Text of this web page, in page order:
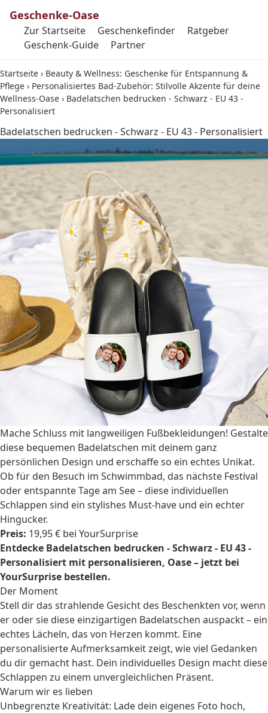
Geschenke-Oase
Zur Startseite Geschenkefinder
Ratgeber
Geschenk-Guide
Partner
Startseite › Beauty & Wellness: Geschenke für Entspannung &
Pflege › Personalisiertes Bad-Zubehör: Stilvolle Akzente für deine
Wellness-Oase › Badelatschen bedrucken - Schwarz - EU 43 -
Personalisiert
Badelatschen bedrucken - Schwarz - EU 43 - Personalisiert
Mache Schluss mit langweiligen Fußbekleidungen! Gestalte
diese bequemen Badelatschen mit deinem ganz
persönlichen Design und erschaffe so ein echtes Unikat.
Ob für den Besuch im Schwimmbad, das nächste Festival
oder entspannte Tage am See – diese individuellen
Schlappen sind ein stylishes Must-have und ein echter
Hingucker.
Preis: 19,95 € bei YourSurprise
Entdecke Badelatschen bedrucken - Schwarz - EU 43 -
Personalisiert mit personalisieren, Oase – jetzt bei
YourSurprise bestellen.
Der Moment
Stell dir das strahlende Gesicht des Beschenkten vor, wenn
er oder sie diese einzigartigen Badelatschen auspackt – ein
echtes Lächeln, das von Herzen kommt. Eine
personalisierte Aufmerksamkeit zeigt, wie viel Gedanken
du dir gemacht hast. Dein individuelles Design macht diese
Schlappen zu einem unvergleichlichen Präsent.
Warum wir es lieben
Unbegrenzte Kreativität: Lade dein eigenes Foto hoch,